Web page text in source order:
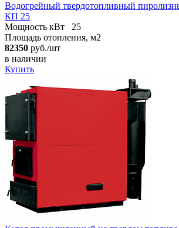
Водогрейный твердотопливный
КП 25
Мощность кВт
25
Площадь отопления, м2
82350 руб./шт
в наличии
Купить